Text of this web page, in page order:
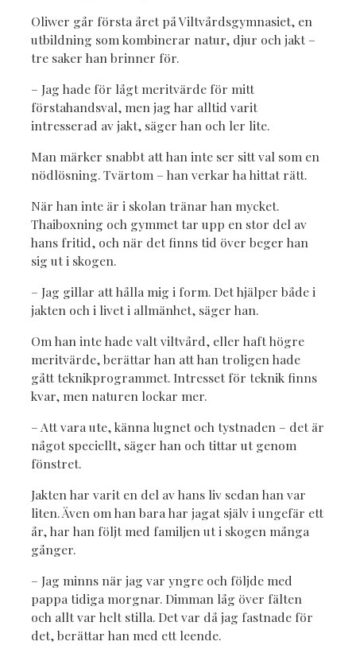
Oliwer går första året på Viltvårdsgymnasiet, en
utbildning som kombinerar natur, djur och jakt –
tre saker han brinner för.
– Jag hade för lågt meritvärde för mitt
förstahandsval, men jag har alltid varit
intresserad av jakt, säger han och ler lite.
Man märker snabbt att han inte ser sitt val som en
nödlösning. Tvärtom – han verkar ha hittat rätt.
När han inte är i skolan tränar han mycket.
Thaiboxning och gymmet tar upp en stor del av
hans fritid, och när det finns tid över beger han
sig ut i skogen.
– Jag gillar att hålla mig i form. Det hjälper både i
jakten och i livet i allmänhet, säger han.
Om han inte hade valt viltvård, eller haft högre
meritvärde, berättar han att han troligen hade
gått teknikprogrammet. Intresset för teknik finns
kvar, men naturen lockar mer.
– Att vara ute, känna lugnet och tystnaden – det är
något speciellt, säger han och tittar ut genom
fönstret.
Jakten har varit en del av hans liv sedan han var
liten. Även om han bara har jagat själv i ungefär ett
år, har han följt med familjen ut i skogen många
gånger.
– Jag minns när jag var yngre och följde med
pappa tidiga morgnar. Dimman låg över fälten
och allt var helt stilla. Det var då jag fastnade för
det, berättar han med ett leende.